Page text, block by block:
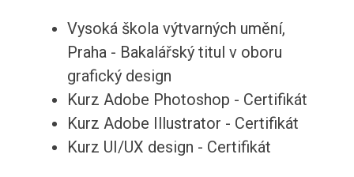
Vysoká škola výtvarných umění,
Praha - Bakalářský titul v oboru
grafický design
Kurz Adobe Photoshop - Certifikát
Kurz Adobe Illustrator - Certifikát
Kurz UI/UX design - Certifikát